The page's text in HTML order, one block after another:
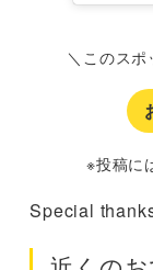
＼このス
※投稿に
Special